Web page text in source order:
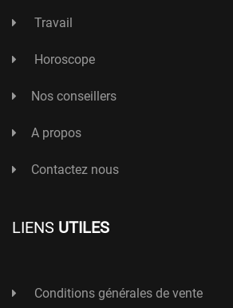
Travail
Horoscope
Nos conseillers
A propos
Contactez nous
LIENS UTILES
Conditions générales de vente